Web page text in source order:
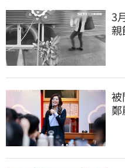
3
親
被
鄭